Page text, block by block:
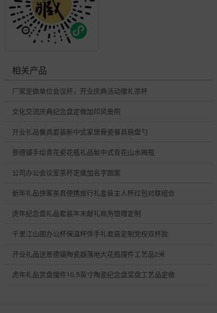
相关产品
厂家定做单位会议杯，开业庆典活动赠礼茶杯
文化交流庆典纪念盘定做加印风景照
开业礼品餐具套装新中式家居骨瓷餐具碗盘勺
景德镇手绘青花瓷花瓶礼品新中式青花山水梅瓶
公司办公会议室茶杯定做加名字图案
新年礼品快客茶具便携旅行礼盒装主人杯红包对联组合
虎年纪念盘礼品套装年末献礼商务馈赠定制
千里江山图办公杯保温杯伴手礼套装定制党校双杯款
开业礼品送景德镇陶瓷器落地大花瓶摆件工艺品2米
虎年礼品赏盘摆件10.5英寸陶瓷纪念盘奖盘工艺品定做